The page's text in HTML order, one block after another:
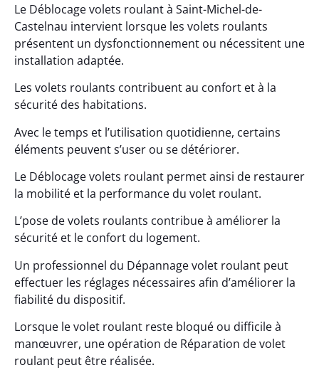
Le Déblocage volets roulant à Saint-Michel-de-
Castelnau intervient lorsque les volets roulants
présentent un dysfonctionnement ou nécessitent une
installation adaptée.
Les volets roulants contribuent au confort et à la
sécurité des habitations.
Avec le temps et l’utilisation quotidienne, certains
éléments peuvent s’user ou se détériorer.
Le Déblocage volets roulant permet ainsi de restaurer
la mobilité et la performance du volet roulant.
L’pose de volets roulants contribue à améliorer la
sécurité et le confort du logement.
Un professionnel du Dépannage volet roulant peut
effectuer les réglages nécessaires afin d’améliorer la
fiabilité du dispositif.
Lorsque le volet roulant reste bloqué ou difficile à
manœuvrer, une opération de Réparation de volet
roulant peut être réalisée.